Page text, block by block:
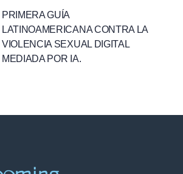
PRIMERA GUÍA
LATINOAMERICANA CONTRA LA
VIOLENCIA SEXUAL DIGITAL
MEDIADA POR IA.